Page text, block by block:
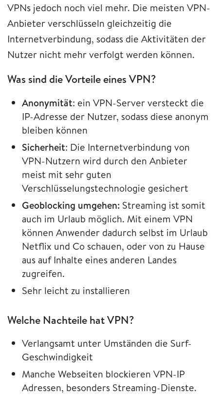
VPNs jedoch noch viel mehr. Die meisten VPN-
Anbieter verschlüsseln gleichzeitig die
Internetverbindung, sodass die Aktivitäten der
Nutzer nicht mehr verfolgt werden können.
Was sind die Vorteile eines VPN?
Anonymität: ein VPN-Server versteckt die
IP-Adresse der Nutzer, sodass diese anonym
bleiben können
Sicherheit: Die Internetverbindung von
VPN-Nutzern wird durch den Anbieter
meist mit sehr guten
Verschlüsselungstechnologie gesichert
Geoblocking umgehen: Streaming ist somit
auch im Urlaub möglich. Mit einem VPN
können Anwender dadurch selbst im Urlaub
Netflix und Co schauen, oder von zu Hause
aus auf Inhalte eines anderen Landes
zugreifen.
Sehr leicht zu installieren
Welche Nachteile hat VPN?
Verlangsamt unter Umständen die Surf-
Geschwindigkeit
Manche Webseiten blockieren VPN-IP
Adressen, besonders Streaming-Dienste.